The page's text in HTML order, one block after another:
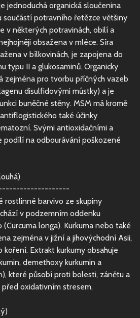
jednoduchá organická sloučenina
součástí potravního řetězce většiny
v některých potravinách, obilí a
obsažena v mléce. Síra
v bílkovinách, je zapojena do
typu II a glukosaminů. Organicky
zejména pro tvorbu příčných vazeb
disulfidovými můstky) a je
buněčné stěny. MSM má kromě
také účinky
Svými antioxidačními a
podílí na odbourávání poškozené
rostlinné barvivo ze skupiny
v podzemním oddenku
(Curcuma longa). Kurkuma nebo také
zejména v jižní a jihovýchodní Asii,
koření. Extrakt kurkumy obsahuje
demethoxy kurkumin a
které působí proti bolesti, zánětu a
oxidativním stresem.